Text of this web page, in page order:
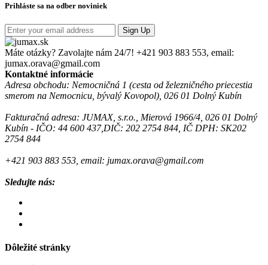
Prihláste sa na odber noviniek
Sign Up
Máte otázky? Zavolajte nám 24/7! +421 903 883 553, email:
jumax.orava@gmail.com
Kontaktné informácie
Adresa obchodu: Nemocničná 1 (cesta od železničného priecestia
smerom na Nemocnicu, bývalý Kovopol), 026 01 Dolný Kubín
Fakturačná adresa: JUMAX, s.r.o., Mierová 1966/4, 026 01 Dolný
Kubín - IČO: 44 600 437,DIČ: 202 2754 844, IČ DPH: SK202
2754 844
+421 903 883 553, email: jumax.orava@gmail.com
Sledujte nás:
Dôležité stránky